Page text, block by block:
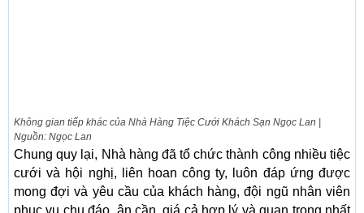
Không gian tiếp khác của Nhà Hàng Tiệc Cưới Khách Sạn Ngọc Lan |
Nguồn: Ngọc Lan
Chung quy lại, Nhà hàng đã tổ chức thành công nhiều tiệc
cưới và hội nghị, liên hoan công ty, luôn đáp ứng được
mong đợi và yêu cầu của khách hàng, đội ngũ nhân viên
phục vụ chu đáo, ân cần, giá cả hợp lý và quan trọng nhất